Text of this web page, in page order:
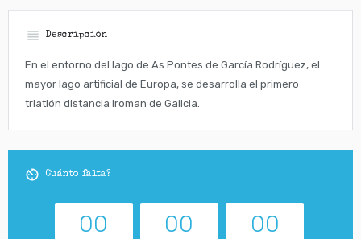
view_headline Descripción
En el entorno del lago de As Pontes de García Rodríguez, el
mayor lago artificial de Europa, se desarrolla el primero
triatlón distancia Iroman de Galicia.
av_timer Cuánto falta?
00 00 00